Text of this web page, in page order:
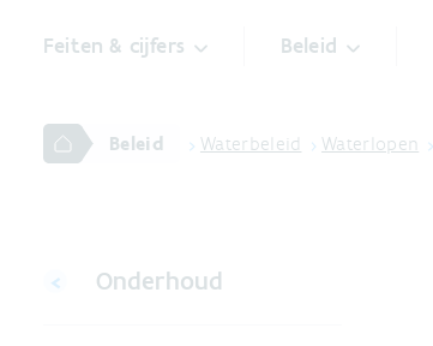
Feiten & cijfers Beleid
Beleid Waterbeleid Waterlopen
Onderhoud